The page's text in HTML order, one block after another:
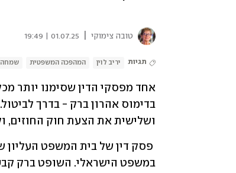
טובה צימוקי 01.07.25 | 19:49
תגיות יריב לוין המהפכה המשפטית שמחה
ושלישית את הצעת חוק החוזים,